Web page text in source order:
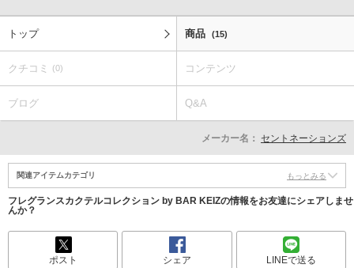
トップ 商品 (15)
クチコミ (0) コンテンツ
ブログ Q&A
メーカー名： セントネーションズ
関連アイテムカテゴリ もっとみる
フレグランスカクテルコレクション by BAR KEIZの情報をお友達にシェアしませ
んか？
ポスト シェア LINEで送る